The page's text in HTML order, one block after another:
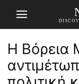
Η Βόρεια